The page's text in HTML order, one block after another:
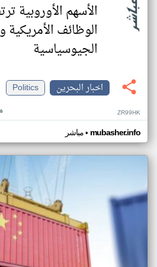
الأسهم الأوروبية
الوظائف الأمريكية
الجيوسياسية
اخبار البحرين
Politics
ZR99HK
مباشر• mubasher.info